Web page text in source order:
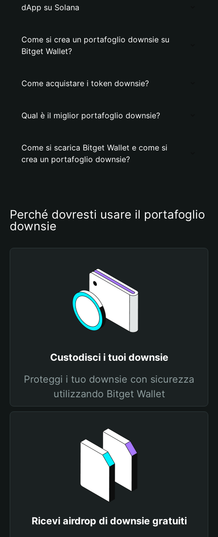
dApp su Solana
Come si crea un portafoglio downsie su
Bitget Wallet?
Come acquistare i token downsie?
Qual è il miglior portafoglio downsie?
Come si scarica Bitget Wallet e come si
crea un portafoglio downsie?
Perché dovresti usare il portafoglio
downsie
Custodisci i tuoi downsie
Proteggi i tuo downsie con sicurezza
utilizzando Bitget Wallet
Ricevi airdrop di downsie gratuiti